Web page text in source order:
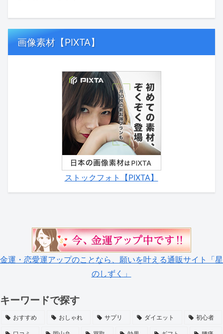
画像素材【PIXTA】
ストックフォト【PIXTA】
金運・恋愛運アップのことなら、願いを叶える通販サイト「星
のしずく」
キーワードで探す
おすすめ おしゃれ サプリ ダイエット 初心者